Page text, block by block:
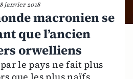
janvier 2018
macronien se
que l’ancien
orwelliens
le pays ne fait plus